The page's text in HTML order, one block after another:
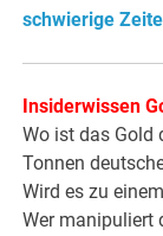
schwierige
Insiderwissen
Wo ist das Gold
Tonnen
Wird es zu
Wer manipuliert